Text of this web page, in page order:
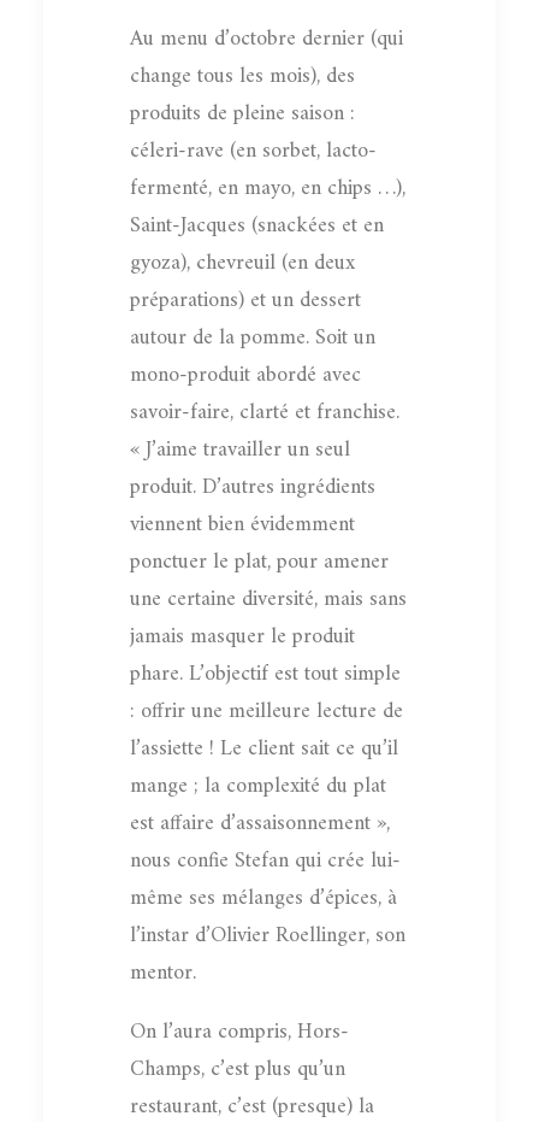
Au menu d’octobre dernier (qui
change tous les mois), des
produits de pleine saison :
céleri-rave (en sorbet, lacto-
fermenté, en mayo, en chips …),
Saint-Jacques (snackées et en
gyoza), chevreuil (en deux
préparations) et un dessert
autour de la pomme. Soit un
mono-produit abordé avec
savoir-faire, clarté et franchise.
« J’aime travailler un seul
produit. D’autres ingrédients
viennent bien évidemment
ponctuer le plat, pour amener
une certaine diversité, mais sans
jamais masquer le produit
phare. L’objectif est tout simple
: offrir une meilleure lecture de
l’assiette ! Le client sait ce qu’il
mange ; la complexité du plat
est affaire d’assaisonnement »,
nous confie Stefan qui crée lui-
même ses mélanges d’épices, à
l’instar d’Olivier Roellinger, son
mentor.
On l’aura compris, Hors-
Champs, c’est plus qu’un
restaurant, c’est (presque) la